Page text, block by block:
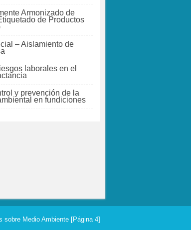
Armonizado de
de Productos
– Aislamiento de
laborales en el
y prevención de la
en fundiciones
sobre Medio Ambiente [Página 4]